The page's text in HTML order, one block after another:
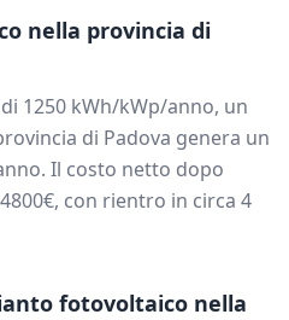
nella provincia di
1250 kWh/kWp/anno, un
di Padova genera un
Il costo netto dopo
4800€, con rientro in circa 4
fotovoltaico nella